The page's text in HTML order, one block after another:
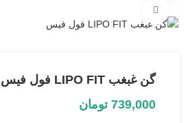
گن غبغب LIPO FIT فول فیس
739,000 تومان